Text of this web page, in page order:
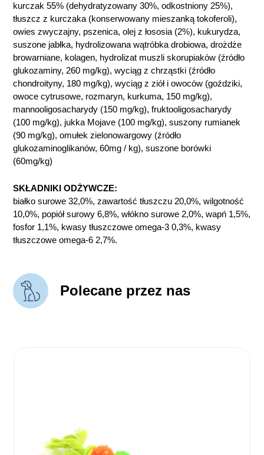
kurczak 55% (dehydratyzowany 30%, odkostniony 25%),
tłuszcz z kurczaka (konserwowany mieszanką tokoferoli),
owies zwyczajny, pszenica, olej z łososia (2%), kukurydza,
suszone jabłka, hydrolizowana wątróbka drobiowa, drożdże
browarniane, kolagen, hydrolizat muszli skorupiaków (źródło
glukozaminy, 260 mg/kg), wyciąg z chrząstki (źródło
chondroityny, 180 mg/kg), wyciąg z ziół i owoców (goździki,
owoce cytrusowe, rozmaryn, kurkuma, 150 mg/kg),
mannooligosacharydy (150 mg/kg), fruktooligosacharydy
(100 mg/kg), jukka Mojave (100 mg/kg), suszony rumianek
(90 mg/kg), omułek zielonowargowy (źródło
glukozaminoglikanów, 60mg / kg), suszone borówki
(60mg/kg)
SKŁADNIKI ODŻYWCZE:
białko surowe 32,0%, zawartość tłuszczu 20,0%, wilgotność
10,0%, popiół surowy 6,8%, włókno surowe 2,0%, wapń 1,5%,
fosfor 1,1%, kwasy tłuszczowe omega-3 0,3%, kwasy
tłuszczowe omega-6 2,7%.
Polecane przez nas